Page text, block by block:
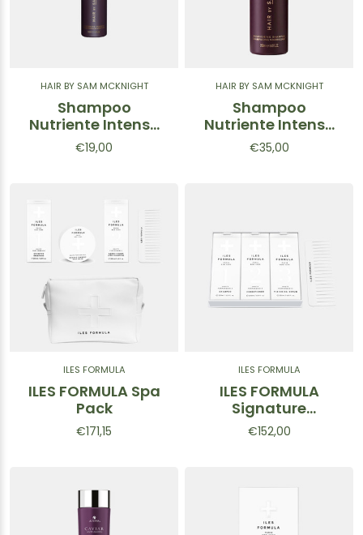
HAIR BY SAM MCKNIGHT
Shampoo
Nutriente Intenso
Rich Cleanse
€19,00
HAIR BY SAM MCKNIGHT
Shampoo
Nutriente Intenso
Rich Nourish
€35,00
ILES FORMULA
ILES FORMULA Spa
Pack
€171,15
ILES FORMULA
ILES FORMULA
Signature
Collection Box
€152,00